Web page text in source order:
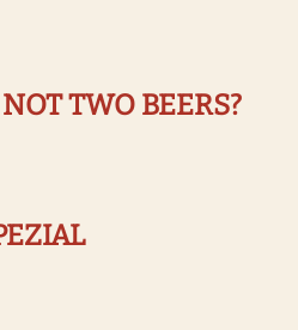
TWO BEERS?